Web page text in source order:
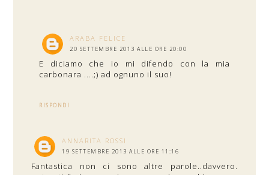
ARABA FELICE
20 SETTEMBRE 2013 ALLE ORE 20:00
E diciamo che io mi difendo con la mia
carbonara ....;) ad ognuno il suo!
RISPONDI
ANNARITA ROSSI
19 SETTEMBRE 2013 ALLE ORE 11:16
Fantastica non ci sono altre parole..davvero.